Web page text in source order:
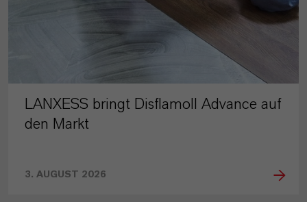
LANXESS bringt Disflamoll Advance auf
den Markt
3. AUGUST 2026